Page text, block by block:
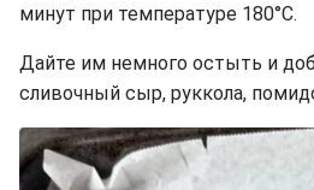
минут при температуре 180°C.
Дайте им немного остыть и
сливочный сыр, руккола,